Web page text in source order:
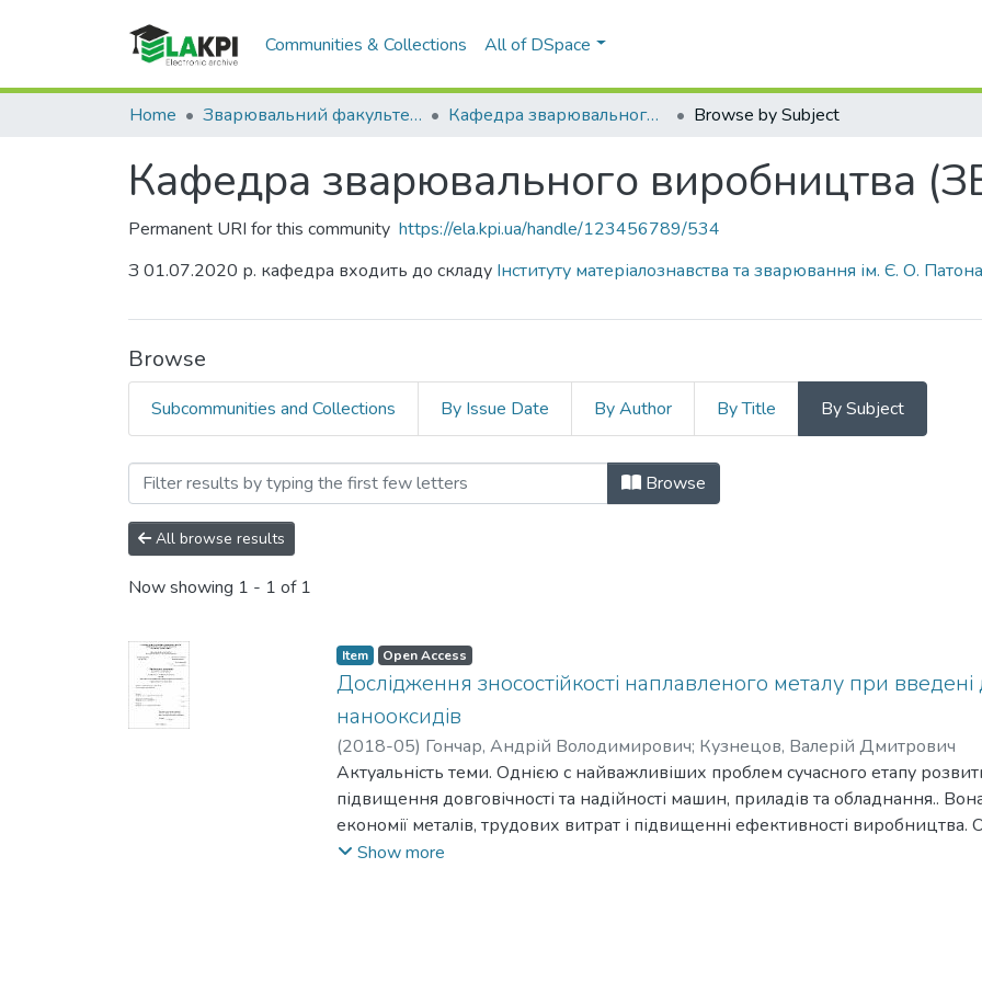
Communities & Collections All of DSpace
Home Зварювальний факультет (ЗФ) Кафедра зварювального виробництва (ЗВ ЗФ) Browse by Subject
Кафедра зварювального виробництва
Permanent URI for this community https://ela.kpi.ua/handle/123456789/534
З 01.07.2020 р. кафедра входить до складу Інституту матеріалознавства та зварювання ім. Є. О. Патона
Browse
Subcommunities and Collections By Issue Date By Author By Title By Subject
Browsing Кафедра зварювального виробництва (ЗВ ЗФ) by
Browse
All browse results
Now showing 1 - 1 of 1
Item Open Access
Дослідження зносостійкості наплавленого металу при
нанооксидів
(2018-05) Гончар, Андрій Володимирович; Кузнецов, Валерій Дмитрович
Актуальність теми. Однією с найважливіших проблем сучасного етапу
підвищення довговічності та надійності машин, приладів та обладнання..
економії металів, трудових витрат і підвищенні ефективності виробництва.
проблеми є підвищення зносостійкості деталей та конструкцій, що працюють
протидію різного роду зношенням. Наприклад, для умов тертя металу по
Show more